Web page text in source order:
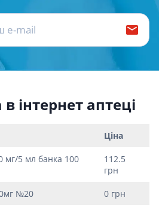
інтернет аптеці
Ціна
мг/5 мл банка 100
112.5
грн
№20 0 грн